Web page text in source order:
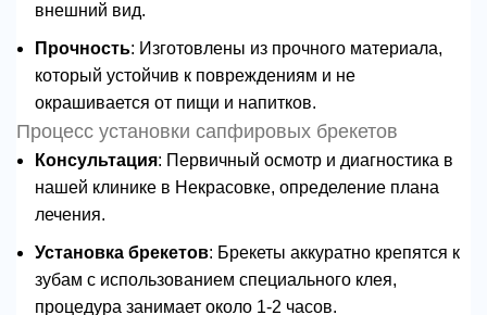
внешний вид.
Прочность: Изготовлены из прочного материала,
который устойчив к повреждениям и не
окрашивается от пищи и напитков.
Процесс установки сапфировых брекетов
Консультация: Первичный осмотр и диагностика в
нашей клинике в Некрасовке, определение плана
лечения.
Установка брекетов: Брекеты аккуратно крепятся к
зубам с использованием специального клея,
процедура занимает около 1-2 часов.